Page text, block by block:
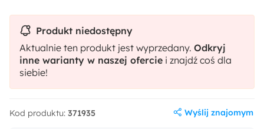
Produkt niedostępny
Aktualnie ten produkt jest wyprzedany. Odkryj
inne warianty w naszej ofercie i znajdź coś dla
siebie!
Kod produktu: 371935 Wyślij znajomym